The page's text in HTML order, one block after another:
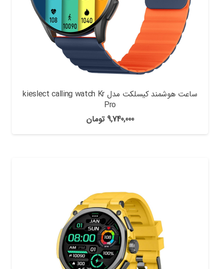
ساعت هوشمند کیسلکت مدل kieslect calling watch Kr
Pro
9,740,000 تومان